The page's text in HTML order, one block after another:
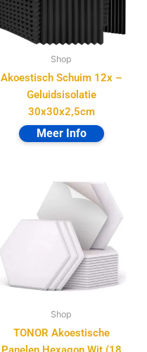
Shop
Akoestisch Schuim 12x –
Geluidsisolatie
30x30x2,5cm
Shop
TONOR Akoestische